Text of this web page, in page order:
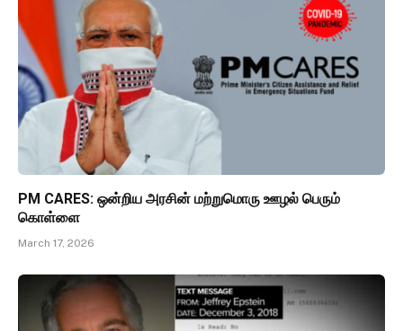
PM CARES: ஒன்றிய அரசின் மற்றுமொரு ஊழல் பெரும்
கொள்ளை
March 17, 2026